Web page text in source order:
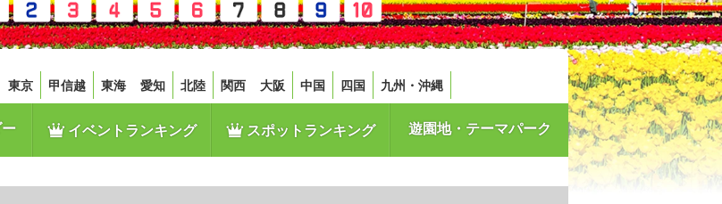
東京 甲信越 東海 愛知 北陸 関西 大阪 中国 四国 九州・沖縄
イベントランキング スポットランキング 遊園地・テーマパーク